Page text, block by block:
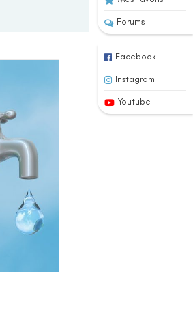
Forums
Facebook
Instagram
Youtube